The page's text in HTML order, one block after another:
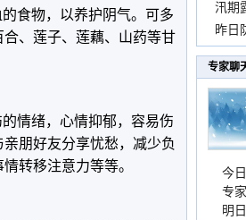
食物，以养护阴气。可多
、莲子、莲藕、山药等甘
情绪，心情抑郁，容易伤
朋好友分享忧愁，减少负
转移注意力等等。
汛期
暴雨
昨日
秀山
专家聊
今
专
温低
明